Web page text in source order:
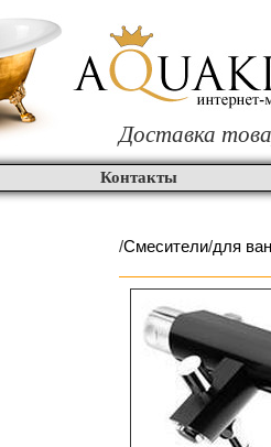
Доставка
Контакты
/Смесители/для